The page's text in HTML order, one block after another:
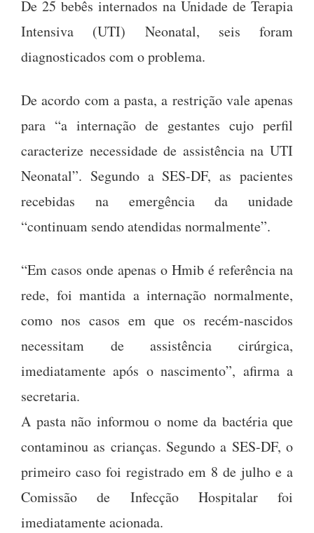
De 25 bebês internados na Unidade de Terapia
Intensiva (UTI) Neonatal, seis foram
diagnosticados com o problema.
De acordo com a pasta, a restrição vale apenas
para “a internação de gestantes cujo perfil
caracterize necessidade de assistência na UTI
Neonatal”. Segundo a SES-DF, as pacientes
recebidas na emergência da unidade
“continuam sendo atendidas normalmente”.
“Em casos onde apenas o Hmib é referência na
rede, foi mantida a internação normalmente,
como nos casos em que os recém-nascidos
necessitam de assistência cirúrgica,
imediatamente após o nascimento”, afirma a
secretaria.
A pasta não informou o nome da bactéria que
contaminou as crianças. Segundo a SES-DF, o
primeiro caso foi registrado em 8 de julho e a
Comissão de Infecção Hospitalar foi
imediatamente acionada.